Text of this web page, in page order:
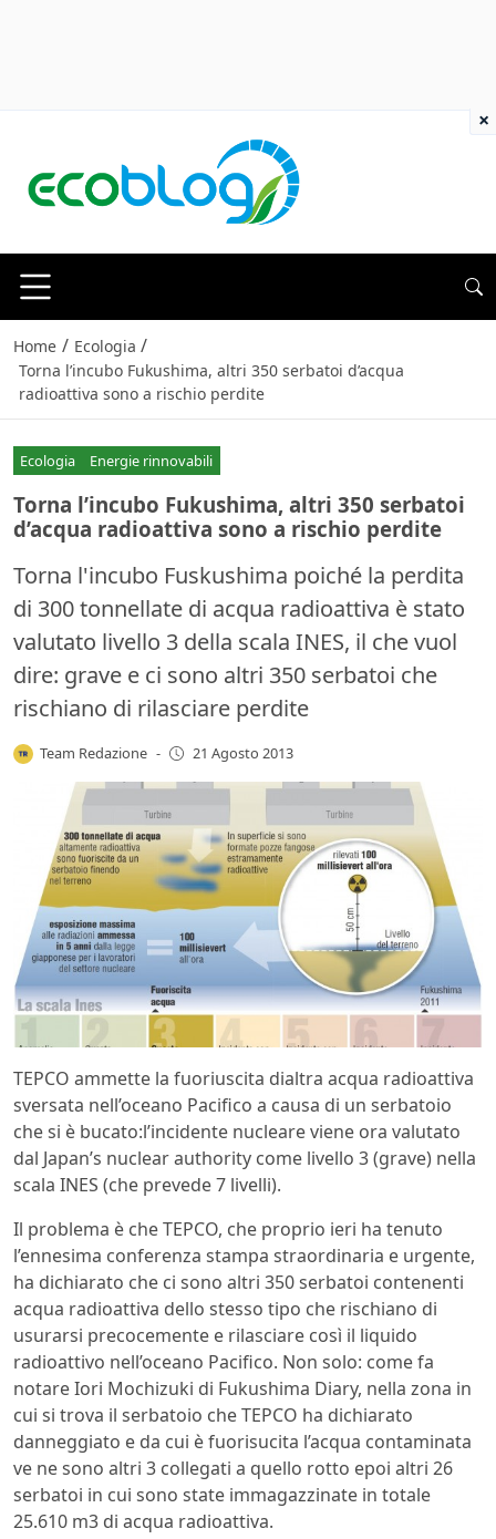
Home / Ecologia /
Torna l’incubo Fukushima, altri 350 serbatoi d’acqua
radioattiva sono a rischio perdite
Ecologia Energie rinnovabili
Torna l’incubo Fukushima, altri 350 serbatoi
d’acqua radioattiva sono a rischio perdite
Torna l'incubo Fuskushima poiché la perdita
di 300 tonnellate di acqua radioattiva è stato
valutato livello 3 della scala INES, il che vuol
dire: grave e ci sono altri 350 serbatoi che
rischiano di rilasciare perdite
Team Redazione - 21 Agosto 2013
TEPCO ammette la fuoriuscita dialtra acqua radioattiva
sversata nell’oceano Pacifico a causa di un serbatoio
che si è bucato:l’incidente nucleare viene ora valutato
dal Japan’s nuclear authority come livello 3 (grave) nella
scala INES (che prevede 7 livelli).
Il problema è che TEPCO, che proprio ieri ha tenuto
l’ennesima conferenza stampa straordinaria e urgente,
ha dichiarato che ci sono altri 350 serbatoi contenenti
acqua radioattiva dello stesso tipo che rischiano di
usurarsi precocemente e rilasciare così il liquido
radioattivo nell’oceano Pacifico. Non solo: come fa
notare Iori Mochizuki di Fukushima Diary, nella zona in
cui si trova il serbatoio che TEPCO ha dichiarato
danneggiato e da cui è fuorisucita l’acqua contaminata
ve ne sono altri 3 collegati a quello rotto epoi altri 26
serbatoi in cui sono state immagazzinate in totale
25.610 m3 di acqua radioattiva.
×